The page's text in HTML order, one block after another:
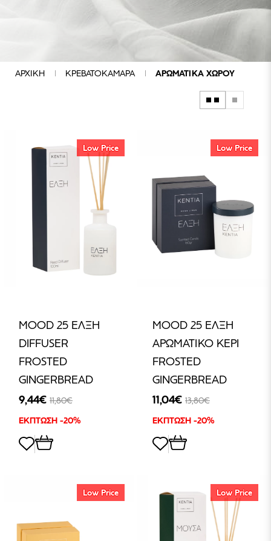
ΑΡΧΙΚΗ ΚΡΕΒΑΤΟΚΑΜΑΡΑ ΑΡΩΜΑΤΙΚΑ ΧΩΡΟΥ
ΜΑΡΚΕΣ
Low Price
MOOD 25 ΕΛΞΗ
DIFFUSER
FROSTED
GINGERBREAD
9,44€ 11,80€
ΕΚΠΤΩΣΗ -20%
Low Price
MOOD 25 ΕΛΞΗ
ΑΡΩΜΑΤΙΚΟ ΚΕΡΙ
FROSTED
GINGERBREAD
11,04€ 13,80€
ΕΚΠΤΩΣΗ -20%
Low Price Low Price